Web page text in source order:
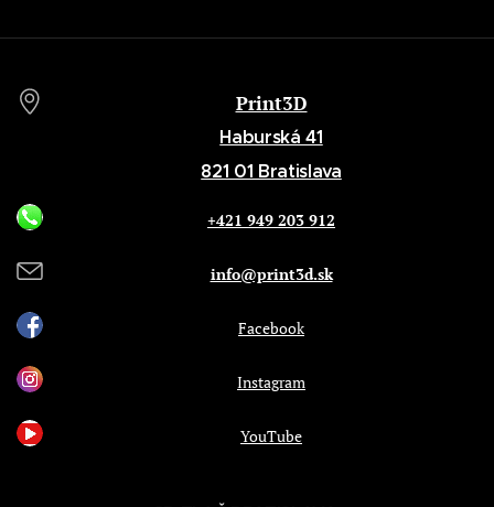
Print3D
Haburská 41
821 01 Bratislava
+421 949 203 912
info@print3d.sk
Facebook
Instagram
YouTube